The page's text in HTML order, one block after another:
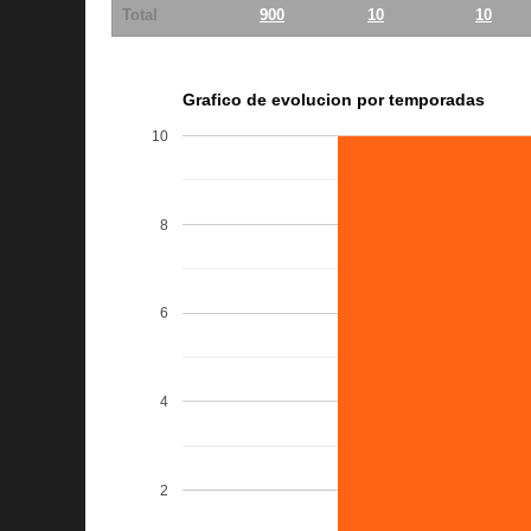
Total 900 10 10
Grafico de evolucion por temporadas
2
4
6
8
10